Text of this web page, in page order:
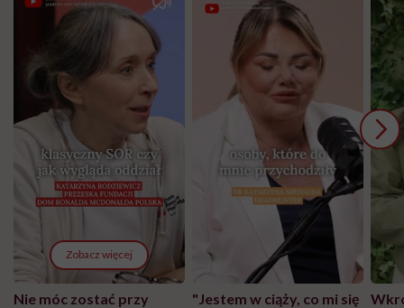
Zobacz więcej
Nie móc zostać przy
"Jestem w ciąży, co mi się